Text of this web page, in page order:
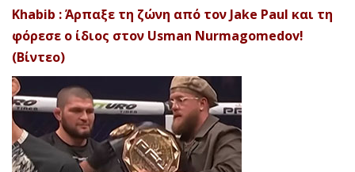
Khabib : Άρπαξε τη ζώνη από τον Jake Paul και τη
φόρεσε ο ίδιος στον Usman Nurmagomedov!
(Βίντεο)